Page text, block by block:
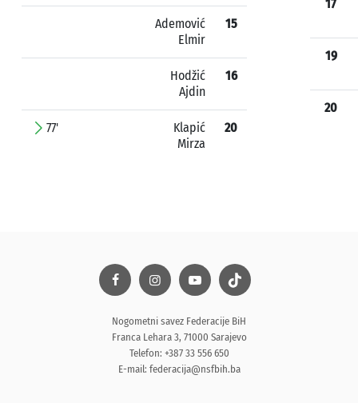
Ademović
Elmir
15
Hodžić
Ajdin
16
77'
Klapić
Mirza
20
17
19
20
Nogometni savez Federacije BiH
Franca Lehara 3, 71000 Sarajevo
Telefon: +387 33 556 650
E-mail: federacija@nsfbih.ba